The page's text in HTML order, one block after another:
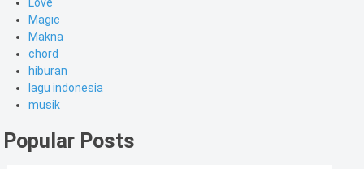
Magic
Makna
chord
hiburan
lagu indonesia
musik
Popular Posts